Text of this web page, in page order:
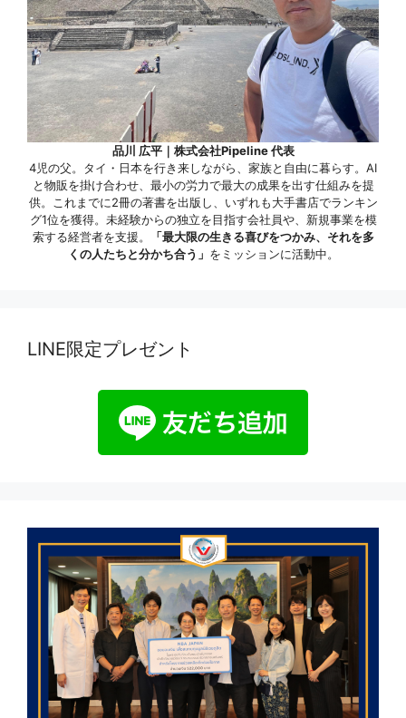
品川 広平｜株式会社Pipeline 代表
4児の父。タイ・日本を行き来しながら、家族と自由に暮らす。AI
と物販を掛け合わせ、最小の労力で最大の成果を出す仕組みを提
供。これまでに2冊の著書を出版し、いずれも大手書店でランキン
グ1位を獲得。未経験からの独立を目指す会社員や、新規事業を模
索する経営者を支援。
「最大限の生きる喜びをつかみ、それを多
くの人たちと分かち合う」 をミッションに活動中。
LINE限定プレゼント